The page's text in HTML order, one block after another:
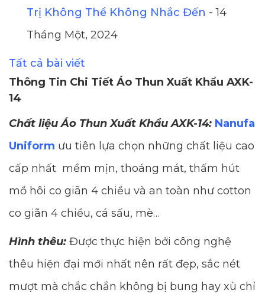
Trị Không Thể Không Nhắc Đến - 14
Tháng Một, 2024
Tất cả bài viết
Thông Tin Chi Tiết Áo Thun Xuất Khẩu AXK-
14
Chất liệu Áo Thun Xuất Khẩu AXK-14: Nanufa
Uniform ưu tiên lựa chọn những chất liệu cao
cấp nhất mềm mịn, thoáng mát, thấm hút
mồ hôi co giãn 4 chiều và an toàn như cotton
co giãn 4 chiều, cá sấu, mè…
Hình thêu: Được thực hiện bởi công nghệ
thêu hiện đại mới nhất nên rất đẹp, sắc nét
mượt mà chắc chắn không bị bung hay xù chỉ